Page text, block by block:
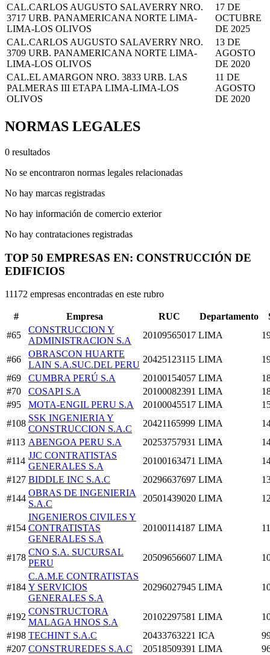
CAL.CARLOS AUGUSTO SALAVERRY NRO.
3717 URB. PANAMERICANA NORTE LIMA-
LIMA-LOS OLIVOS
17 DE
OCTUBRE
DE 2025
CAL.CARLOS AUGUSTO SALAVERRY NRO.
3709 URB. PANAMERICANA NORTE LIMA-
LIMA-LOS OLIVOS
13 DE
AGOSTO
DE 2020
CAL.EL AMARGON NRO. 3833 URB. LAS
PALMERAS III ETAPA LIMA-LIMA-LOS
OLIVOS
11 DE
AGOSTO
DE 2020
NORMAS LEGALES
0 resultados
No se encontraron normas legales relacionadas
No hay marcas registradas
No hay información de comercio exterior
No hay contrataciones registradas
TOP 50 EMPRESAS EN: CONSTRUCCIÓN DE
EDIFICIOS
11172 empresas encontradas en este rubro
# Empresa RUC Departamento
#65
CONSTRUCCION Y
ADMINISTRACION S.A
20109565017 LIMA
#66
OBRASCON HUARTE
LAIN S.A.SUC.DEL PERU
20425123115 LIMA
#69
CUMBRA PERÚ S.A 20100154057 LIMA
#70
COSAPI S.A 20100082391 LIMA
#95
MOTA-ENGIL PERU S.A 20100045517 LIMA
#108
SSK INGENIERIA Y
CONSTRUCCION S.A.C
20421165999 LIMA
#113 ABENGOA PERU S.A 20253757931 LIMA
#114
JJC CONTRATISTAS
GENERALES S.A
20100163471 LIMA
#127 BIDDLE INC S.A.C 20296637697 LIMA
#144
OBRAS DE INGENIERIA
S.A.C
20501439020 LIMA
#154
INGENIEROS CIVILES Y
CONTRATISTAS
GENERALES S.A
20100114187 LIMA
#178
CNO S.A. SUCURSAL
PERU
20509656607 LIMA
#184
C.A.M.E CONTRATISTAS
Y SERVICIOS
GENERALES S.A
20296027945 LIMA
#192
CONSTRUCTORA
MALAGA HNOS S.A
20102297581 LIMA
#198 TECHINT S.A.C 20433763221 ICA
#207 CONSTRUREDES S.A.C 20518509391 LIMA